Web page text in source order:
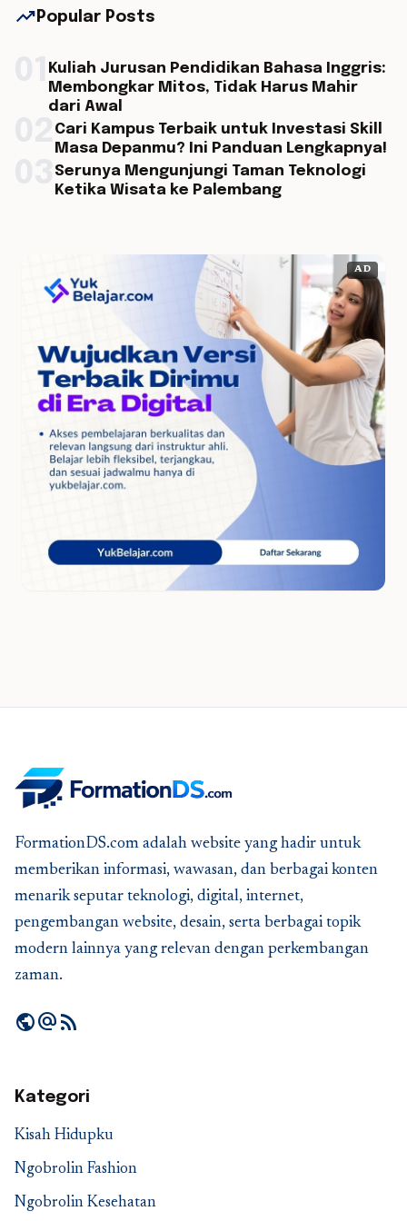
trending_up Popular Posts
Kuliah Jurusan Pendidikan Bahasa Inggris:
Membongkar Mitos, Tidak Harus Mahir
dari Awal
Cari Kampus Terbaik untuk Investasi Skill
Masa Depanmu? Ini Panduan Lengkapnya!
Serunya Mengunjungi Taman Teknologi
Ketika Wisata ke Palembang
AD
FormationDS.com adalah website yang hadir untuk
memberikan informasi, wawasan, dan berbagai konten
menarik seputar teknologi, digital, internet,
pengembangan website, desain, serta berbagai topik
modern lainnya yang relevan dengan perkembangan
zaman.
publicalternate_emailrss_feed
Kategori
Kisah Hidupku
Ngobrolin Fashion
Ngobrolin Kesehatan